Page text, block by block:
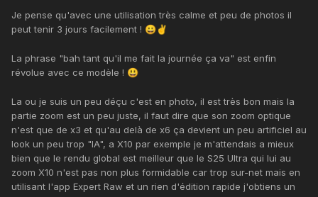
Je pense qu'avec une utilisation très calme et peu de photos il
peut tenir 3 jours facilement ! 😀 ✌️
La phrase "bah tant qu'il me fait la journée ça va" est enfin
révolue avec ce modèle ! 😃
La ou je suis un peu déçu c'est en photo, il est très bon mais la
partie zoom est un peu juste, il faut dire que son zoom optique
n'est que de x3 et qu'au delà de x6 ça devient un peu artificiel au
look un peu trop "IA", a X10 par exemple je m'attendais a mieux
bien que le rendu global est meilleur que le S25 Ultra qui lui au
zoom X10 n'est pas non plus formidable car trop sur-net mais en
utilisant l'app Expert Raw et un rien d'édition rapide j'obtiens un